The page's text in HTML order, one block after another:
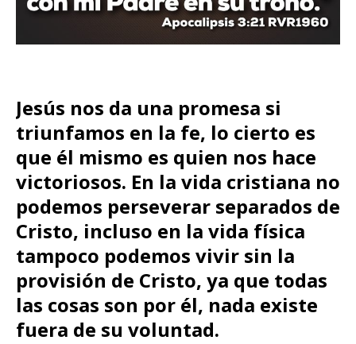
Jesús nos da una promesa si
triunfamos en la fe, lo cierto es
que él mismo es quien nos hace
victoriosos. En la vida cristiana no
podemos perseverar separados de
Cristo, incluso en la vida física
tampoco podemos vivir sin la
provisión de Cristo, ya que todas
las cosas son por él, nada existe
fuera de su voluntad.